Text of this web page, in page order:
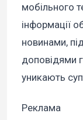
мобільного
інформації
новинами,
доповідями
уникають
Реклама